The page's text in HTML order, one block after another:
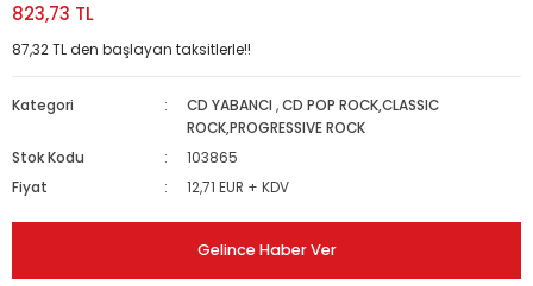
823,73 TL
87,32 TL den başlayan taksitlerle!!
Kategori CD YABANCI ,CD POP ROCK,CLASSIC
ROCK,PROGRESSIVE ROCK
Stok Kodu
103865
Fiyat
12,71 EUR + KDV
Gelince Haber Ver